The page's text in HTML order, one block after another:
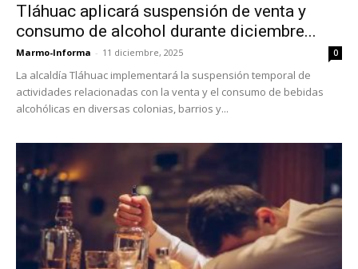
Tláhuac aplicará suspensión de venta y
consumo de alcohol durante diciembre...
Marmo-Informa - 11 diciembre, 2025 0
La alcaldía Tláhuac implementará la suspensión temporal de
actividades relacionadas con la venta y el consumo de bebidas
alcohólicas en diversas colonias, barrios y...